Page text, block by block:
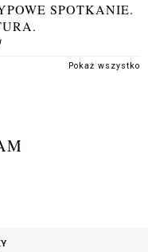
SPOTKANIE.
Pokaż wszystko